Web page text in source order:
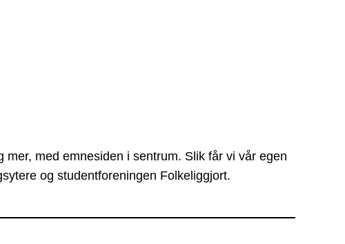
med emnesiden i sentrum. Slik får vi vår egen
og studentforeningen Folkeliggjort.